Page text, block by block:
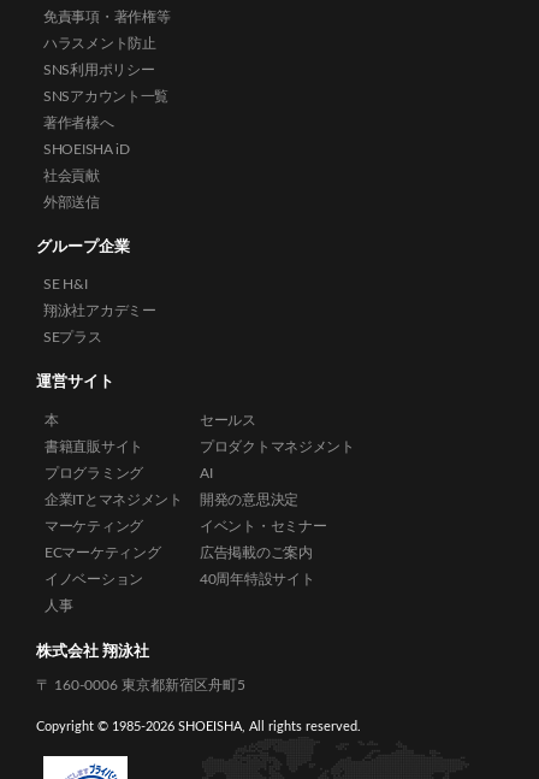
免責事項・著作権等
ハラスメント防止
SNS利用ポリシー
SNSアカウント一覧
著作者様へ
SHOEISHA iD
社会貢献
外部送信
グループ企業
SE H&I
翔泳社アカデミー
SEプラス
運営サイト
本
書籍直販サイト
プログラミング
企業ITとマネジメント
マーケティング
ECマーケティング
イノベーション
人事
セールス
プロダクトマネジメント
AI
開発の意思決定
イベント・セミナー
広告掲載のご案内
40周年特設サイト
株式会社 翔泳社
〒 160-0006 東京都新宿区舟町5
Copyright © 1985-2026 SHOEISHA, All rights reserved.